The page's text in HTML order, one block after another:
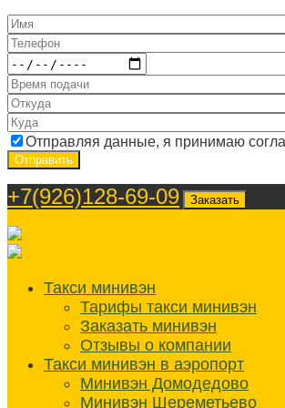
Отправляя данные, я принимаю
+7(926)128-69-09 Заказать
Такси минивэн
Тарифы такси минивэн
Заказать минивэн
Отзывы о компании
Такси минивэн в аэропорт
Минивэн Домодедово
Минивэн Шереметьево